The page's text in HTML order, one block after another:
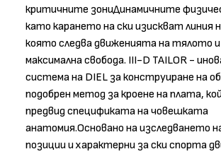
критичните зониДинамичните
като карането на ски изискват линия
която следва движенията на тялото
максимална свобода. III-D TAILOR -
система на DIEL за конструиране на
подобрен метод за кроене на плата,
предвид спецификата на човешката
анатомия.Основано на изследването
позиции и характерни за ски спорта